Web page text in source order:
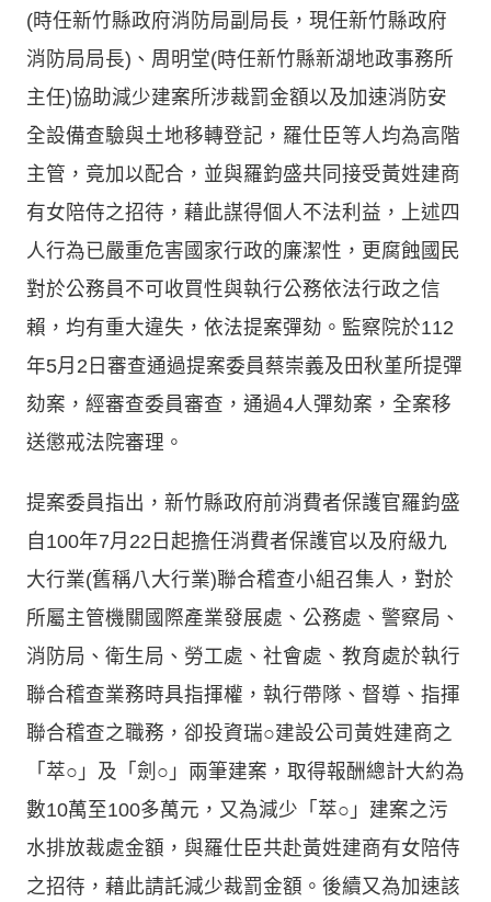
(時任新竹縣政府消防局副局長，現任新竹縣政府
消防局局長)、周明堂(時任新竹縣新湖地政事務所
主任)協助減少建案所涉裁罰金額以及加速消防安
全設備查驗與土地移轉登記，羅仕臣等人均為高階
主管，竟加以配合，並與羅鈞盛共同接受黃姓建商
有女陪侍之招待，藉此謀得個人不法利益，上述四
人行為已嚴重危害國家行政的廉潔性，更腐蝕國民
對於公務員不可收買性與執行公務依法行政之信
賴，均有重大違失，依法提案彈劾。監察院於112
年5月2日審查通過提案委員蔡崇義及田秋堇所提彈
劾案，經審查委員審查，通過4人彈劾案，全案移
送懲戒法院審理。
提案委員指出，新竹縣政府前消費者保護官羅鈞盛
自100年7月22日起擔任消費者保護官以及府級九
大行業(舊稱八大行業)聯合稽查小組召集人，對於
所屬主管機關國際產業發展處、公務處、警察局、
消防局、衛生局、勞工處、社會處、教育處於執行
聯合稽查業務時具指揮權，執行帶隊、督導、指揮
聯合稽查之職務，卻投資瑞○建設公司黃姓建商之
「萃○」及「劍○」兩筆建案，取得報酬總計大約為
數10萬至100多萬元，又為減少「萃○」建案之污
水排放裁處金額，與羅仕臣共赴黃姓建商有女陪侍
之招待，藉此請託減少裁罰金額。後續又為加速該